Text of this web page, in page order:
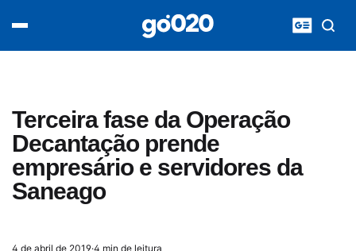
Terceira fase da Operação
Decantação prende
empresário e servidores da
Saneago
4 de abril de 2019·4 min de leitura
acontece agora
entretenimento
vídeos
pod020